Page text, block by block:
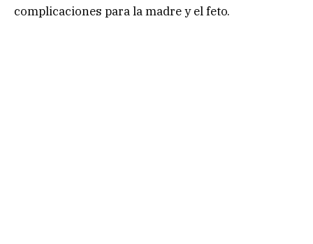
complicaciones para la madre y el feto.